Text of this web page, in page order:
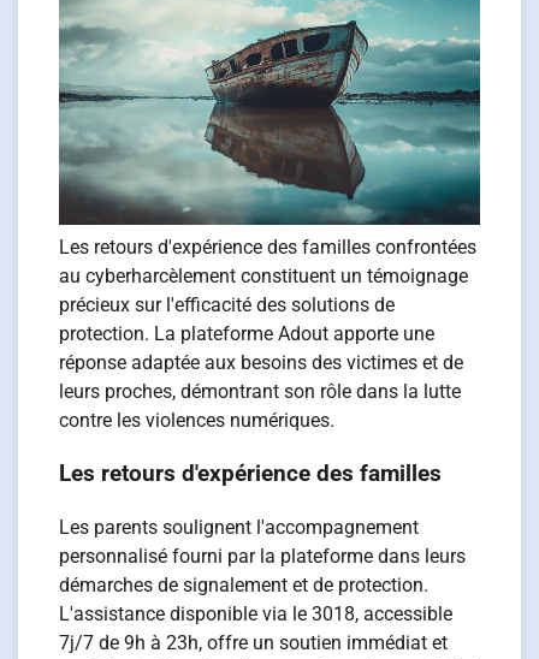
Les retours d'expérience des familles confrontées
au cyberharcèlement constituent un témoignage
précieux sur l'efficacité des solutions de
protection. La plateforme Adout apporte une
réponse adaptée aux besoins des victimes et de
leurs proches, démontrant son rôle dans la lutte
contre les violences numériques.
Les retours d'expérience des familles
Les parents soulignent l'accompagnement
personnalisé fourni par la plateforme dans leurs
démarches de signalement et de protection.
L'assistance disponible via le 3018, accessible
7j/7 de 9h à 23h, offre un soutien immédiat et